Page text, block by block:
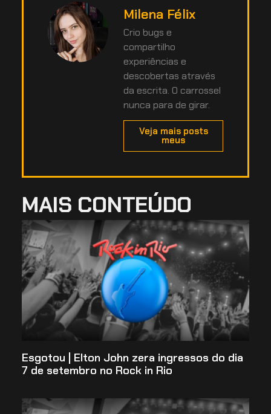
Milena Félix
Crio bugs e
compartilho
experiências e
descobertas através
da escrita. O carrossel
nunca para de girar.
Veja mais posts
meus
MAIS CONTEÚDO
Esgotou | Elton John zera ingressos do dia
7 de setembro no Rock in Rio